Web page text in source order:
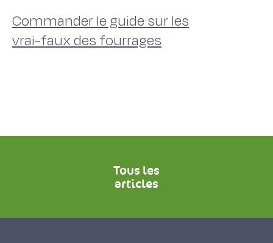
Commander le guide sur les
vrai-faux des fourrages
Tous les
articles